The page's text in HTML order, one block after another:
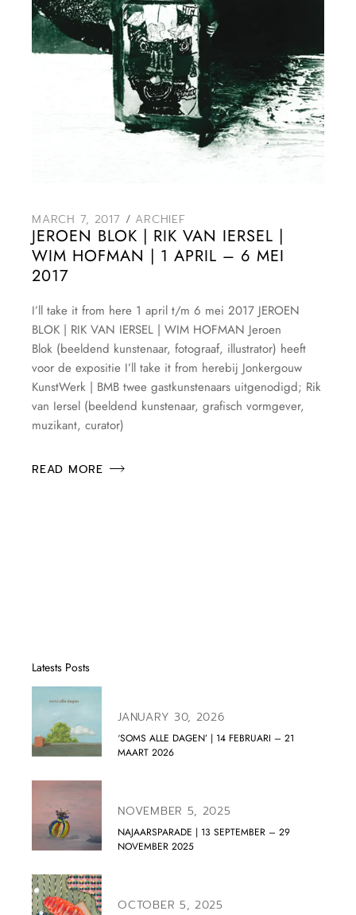
MARCH 7, 2017 ARCHIEF
JEROEN BLOK | RIK VAN IERSEL |
WIM HOFMAN | 1 APRIL – 6 MEI
2017
I’ll take it from here 1 april t/m 6 mei 2017 JEROEN
BLOK | RIK VAN IERSEL | WIM HOFMAN Jeroen
Blok (beeldend kunstenaar, fotograaf, illustrator) heeft
voor de expositie I’ll take it from herebij Jonkergouw
KunstWerk | BMB twee gastkunstenaars uitgenodigd; Rik
van Iersel (beeldend kunstenaar, grafisch vormgever,
muzikant, curator)
READ MORE
Latests Posts
JANUARY 30, 2026
‘SOMS ALLE DAGEN’ | 14 FEBRUARI – 21
MAART 2026
NOVEMBER 5, 2025
NAJAARSPARADE | 13 SEPTEMBER – 29
NOVEMBER 2025
OCTOBER 5, 2025